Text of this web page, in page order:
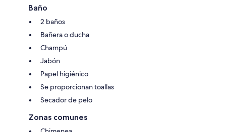
Baño
2 baños
Bañera o ducha
Champú
Jabón
Papel higiénico
Se proporcionan toallas
Secador de pelo
Zonas comunes